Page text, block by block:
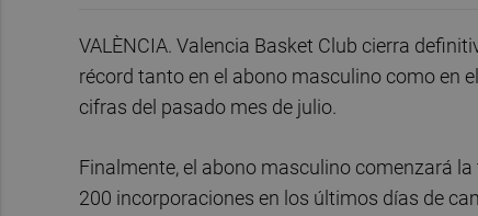
VALÈNCIA. Valencia Basket Club cierra
récord tanto en el abono masculino como en
cifras del pasado mes de julio.
Finalmente, el abono masculino comenzará
200 incorporaciones en los últimos días de